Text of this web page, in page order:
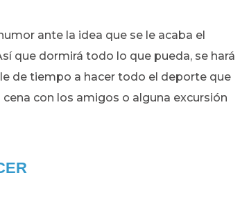
ante la idea que se le acaba el
que dormirá todo lo que pueda, se hará
de tiempo a hacer todo el deporte que
con los amigos o alguna excursión